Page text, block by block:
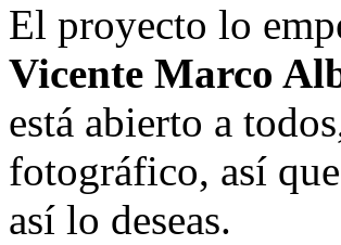
El proyecto lo
Vicente Marco
está abierto a
fotográfico, así
así lo deseas.